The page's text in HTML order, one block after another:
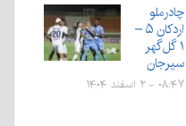
چادرملو
اردکان ۵ –
۱ گل‌گهر
سیرجان
۰۸:۴۷ - ۲ اسفند ۱۴۰۴